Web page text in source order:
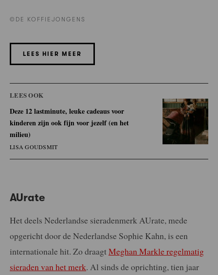
©DE KOFFIEJONGENS
LEES HIER MEER
LEES OOK
Deze 12 lastminute, leuke cadeaus voor
kinderen zijn ook fijn voor jezelf (en het
milieu)
LISA GOUDSMIT
AUrate
Het deels Nederlandse sieradenmerk AUrate, mede
opgericht door de Nederlandse Sophie Kahn, is een
internationale hit. Zo draagtMeghan Markle regelmatig
sieraden van het merk. Al sinds de oprichting, tien jaar